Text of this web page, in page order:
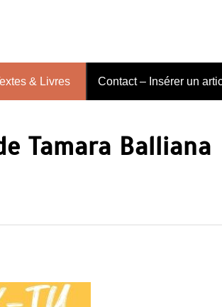
& Livres Contact – Insérer un
Tamara Balliana